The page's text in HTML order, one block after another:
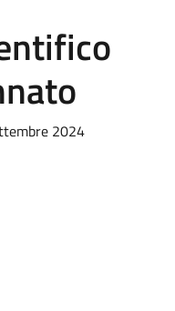
2024